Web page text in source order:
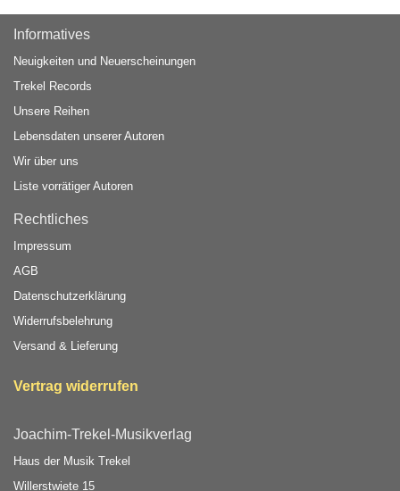
Informatives
Neuigkeiten und Neuerscheinungen
Trekel Records
Unsere Reihen
Lebensdaten unserer Autoren
Wir über uns
Liste vorrätiger Autoren
Rechtliches
Impressum
AGB
Datenschutzerklärung
Widerrufsbelehrung
Versand & Lieferung
Vertrag widerrufen
Joachim-Trekel-Musikverlag
Haus der Musik Trekel
Willerstwiete 15